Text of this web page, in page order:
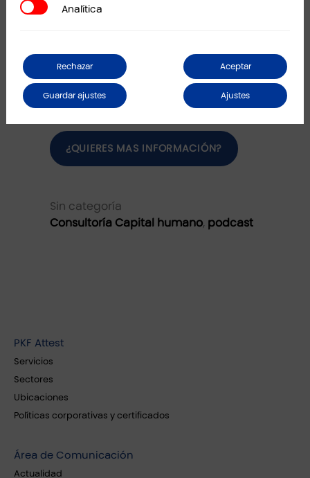
¿QUIERES MAS INFORMACIÓN?
Sin categoría
Consultoría Capital humano, podcast
PKF Attest
Servicios
Sectores
Ubicaciones
Políticas corporativas y certificados
Área de Comunicación
Actualidad
AnalíticaAnalítica
Aceptar
Rechazar
Ajustes
Guardar ajustes